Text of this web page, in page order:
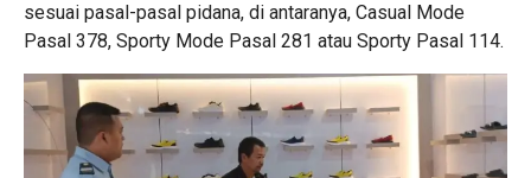
sesuai pasal-pasal pidana, di antaranya, Casual Mode
Pasal 378, Sporty Mode Pasal 281 atau Sporty Pasal 114.